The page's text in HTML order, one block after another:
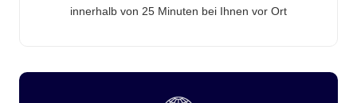
innerhalb von 25 Minuten bei Ihnen vor Ort